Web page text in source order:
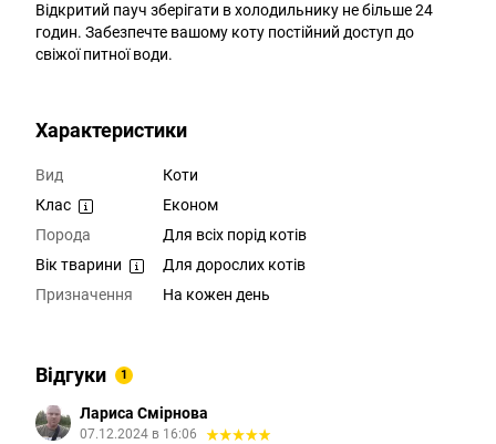
Відкритий пауч зберігати в холодильнику не більше 24
годин. Забезпечте вашому коту постійний доступ до
свіжої питної води.
Характеристики
Вид
Коти
Клас
Економ
Порода
Для всіх порід котів
Вік тварини
Для дорослих котів
Призначення
На кожен день
Відгуки 1
Лариса Смірнова
07.12.2024 в 16:06